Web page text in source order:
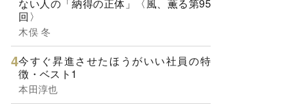
ない人の「納得の正体」〈風、薫る第95
回〉
木俣 冬
今すぐ昇進させたほうがいい社員の特
徴・ベスト1
本田淳也